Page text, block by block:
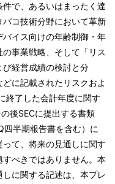
で、あるいはまったく達
コ技術分野において革新
イス向けの年齢制御・年
事業戦略、そして「リス
経営成績の検討と分
に記載されたリスクおよ
終了した会計年度に関す
後SECに提出する書類
四半期報告書を含む）に
て、将来の見通しに関す
べきではありません。本
に関する記述は、本プレ